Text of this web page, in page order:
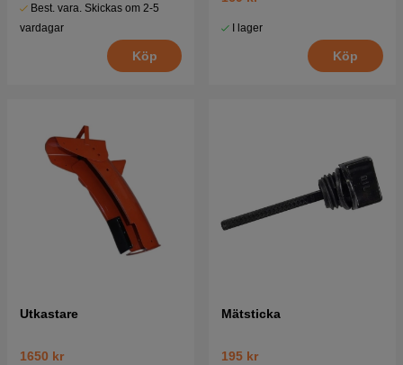
Best. vara. Skickas om 2-5
vardagar
Köp
I lager
Köp
Utkastare
1650 kr
Mätsticka
195 kr